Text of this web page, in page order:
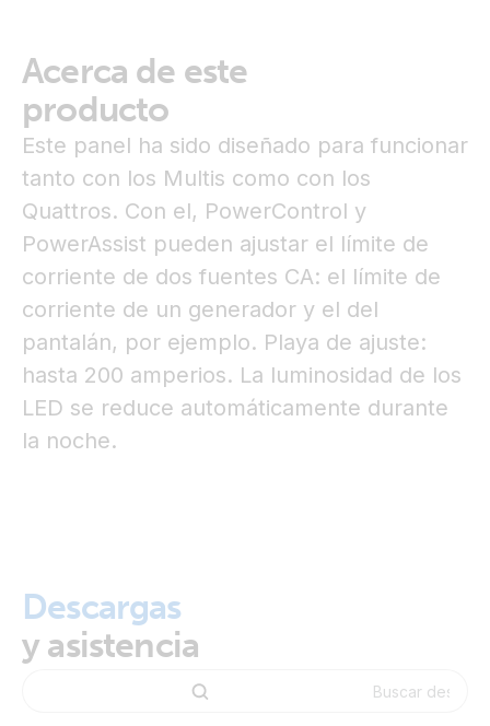
Acerca de este
producto
Este panel ha sido diseñado para funcionar
tanto con los Multis como con los
Quattros. Con el, PowerControl y
PowerAssist pueden ajustar el límite de
corriente de dos fuentes CA: el límite de
corriente de un generador y el del
pantalán, por ejemplo. Playa de ajuste:
hasta 200 amperios. La luminosidad de los
LED se reduce automáticamente durante
la noche.
Descargas
y asistencia